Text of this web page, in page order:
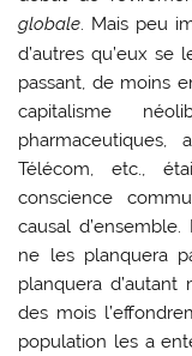
globale. Mais peu
d’autres qu’eux
passant, de moins
capitalisme
pharmaceutiques,
Télécom, etc.,
conscience
causal
ne les planquera
planquera
des mois
population les a